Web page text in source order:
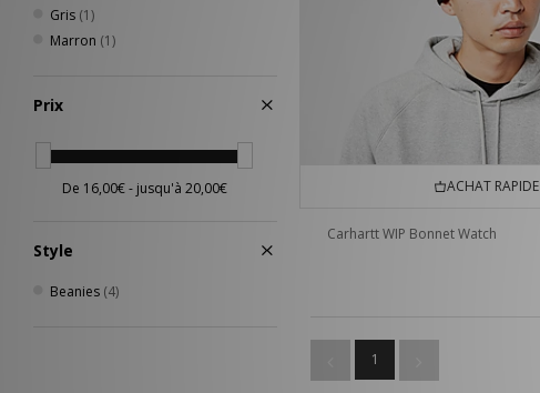
Gris (1)
Marron (1)
Prix
Style
Beanies (4)
ACHAT RAPIDE
Carhartt WIP Bonnet Watch
1